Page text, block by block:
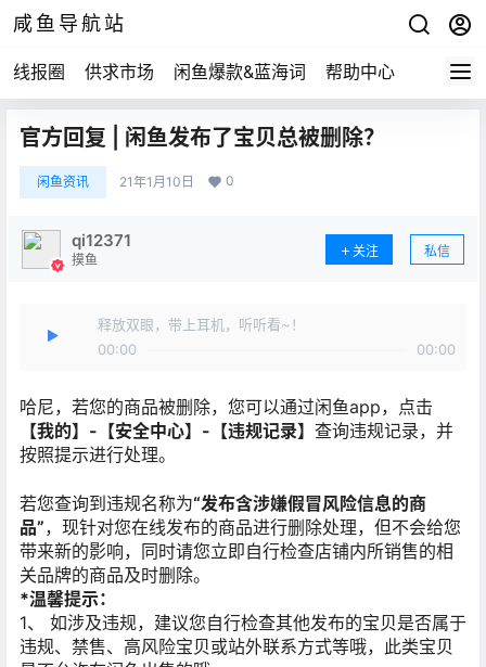
咸鱼导航站
线报圈 供求市场 闲鱼爆款&蓝海词 帮助中心
官方回复 | 闲鱼发布了宝贝总被删除？
闲鱼资讯 21年1月10日 0
qi12371
摸鱼
关注 私信
释放双眼，带上耳机，听听看~！
00:00
00:00
哈尼，若您的商品被删除，您可以通过闲鱼app，点击
【我的】-【安全中心】-【违规记录】 查询违规记录，并
按照提示进行处理。
若您查询到违规名称为“发布含涉嫌假冒风险信息的商
品”，现针对您在线发布的商品进行删除处理，但不会给您
带来新的影响，同时请您立即自行检查店铺内所销售的相
关品牌的商品及时删除。
*温馨提示：
1、 如涉及违规，建议您自行检查其他发布的宝贝是否属于
违规、禁售、高风险宝贝或站外联系方式等哦，此类宝贝